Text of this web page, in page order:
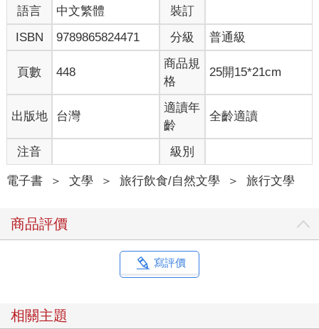
站繼續擔任美食與旅行的特約撰述，但現在她的職志是向世人推
薦介紹托斯卡尼的「美好生活」了。
這一類的故事很多，有時候是推銷書本的手段，不能盡信，不過
讀起書中的內容，發現作者米勒小姐的胃口很好，她照顧到的層
面不僅是著名餐廳，還包括麵包店、冰淇淋店、酒店、咖啡店、
雜貨店、熟食店、甚至也包括食材店和菜市場，這就讓我相信她
真的有一種「托斯卡尼生活」，而不是到此一遊的「過客」。
但如果你是讀了旅行相關的書才去旅行，書中所記就有了一翻兩
瞪眼的攤牌考驗。書中描繪的世界終究要和「真實世界」相遇，
書寫者究竟是忠於真實，還是製造了真實？在書與「世界」面對
來。
書本的書寫工具畢竟是文字，描寫美食的文章觸動人心的有時候
是文字而非美食本身。我也必須承認，米勒小姐書中觸動我的，
奈不只是一家三明治攤子，它是一項衝撞式運動。」(Nerbone is
語言 中文繁體
裝訂
ISBN
9789865824471 分級 普通級
頁數 448
商品規
格
25開15*21cm
出版地 台灣
適讀年
齡
全齡適讀
注音 級別
電子書 ＞ 文學 ＞ 旅行飲食/自然文學 ＞ 旅行文學
商品評價
寫評價
相關主題